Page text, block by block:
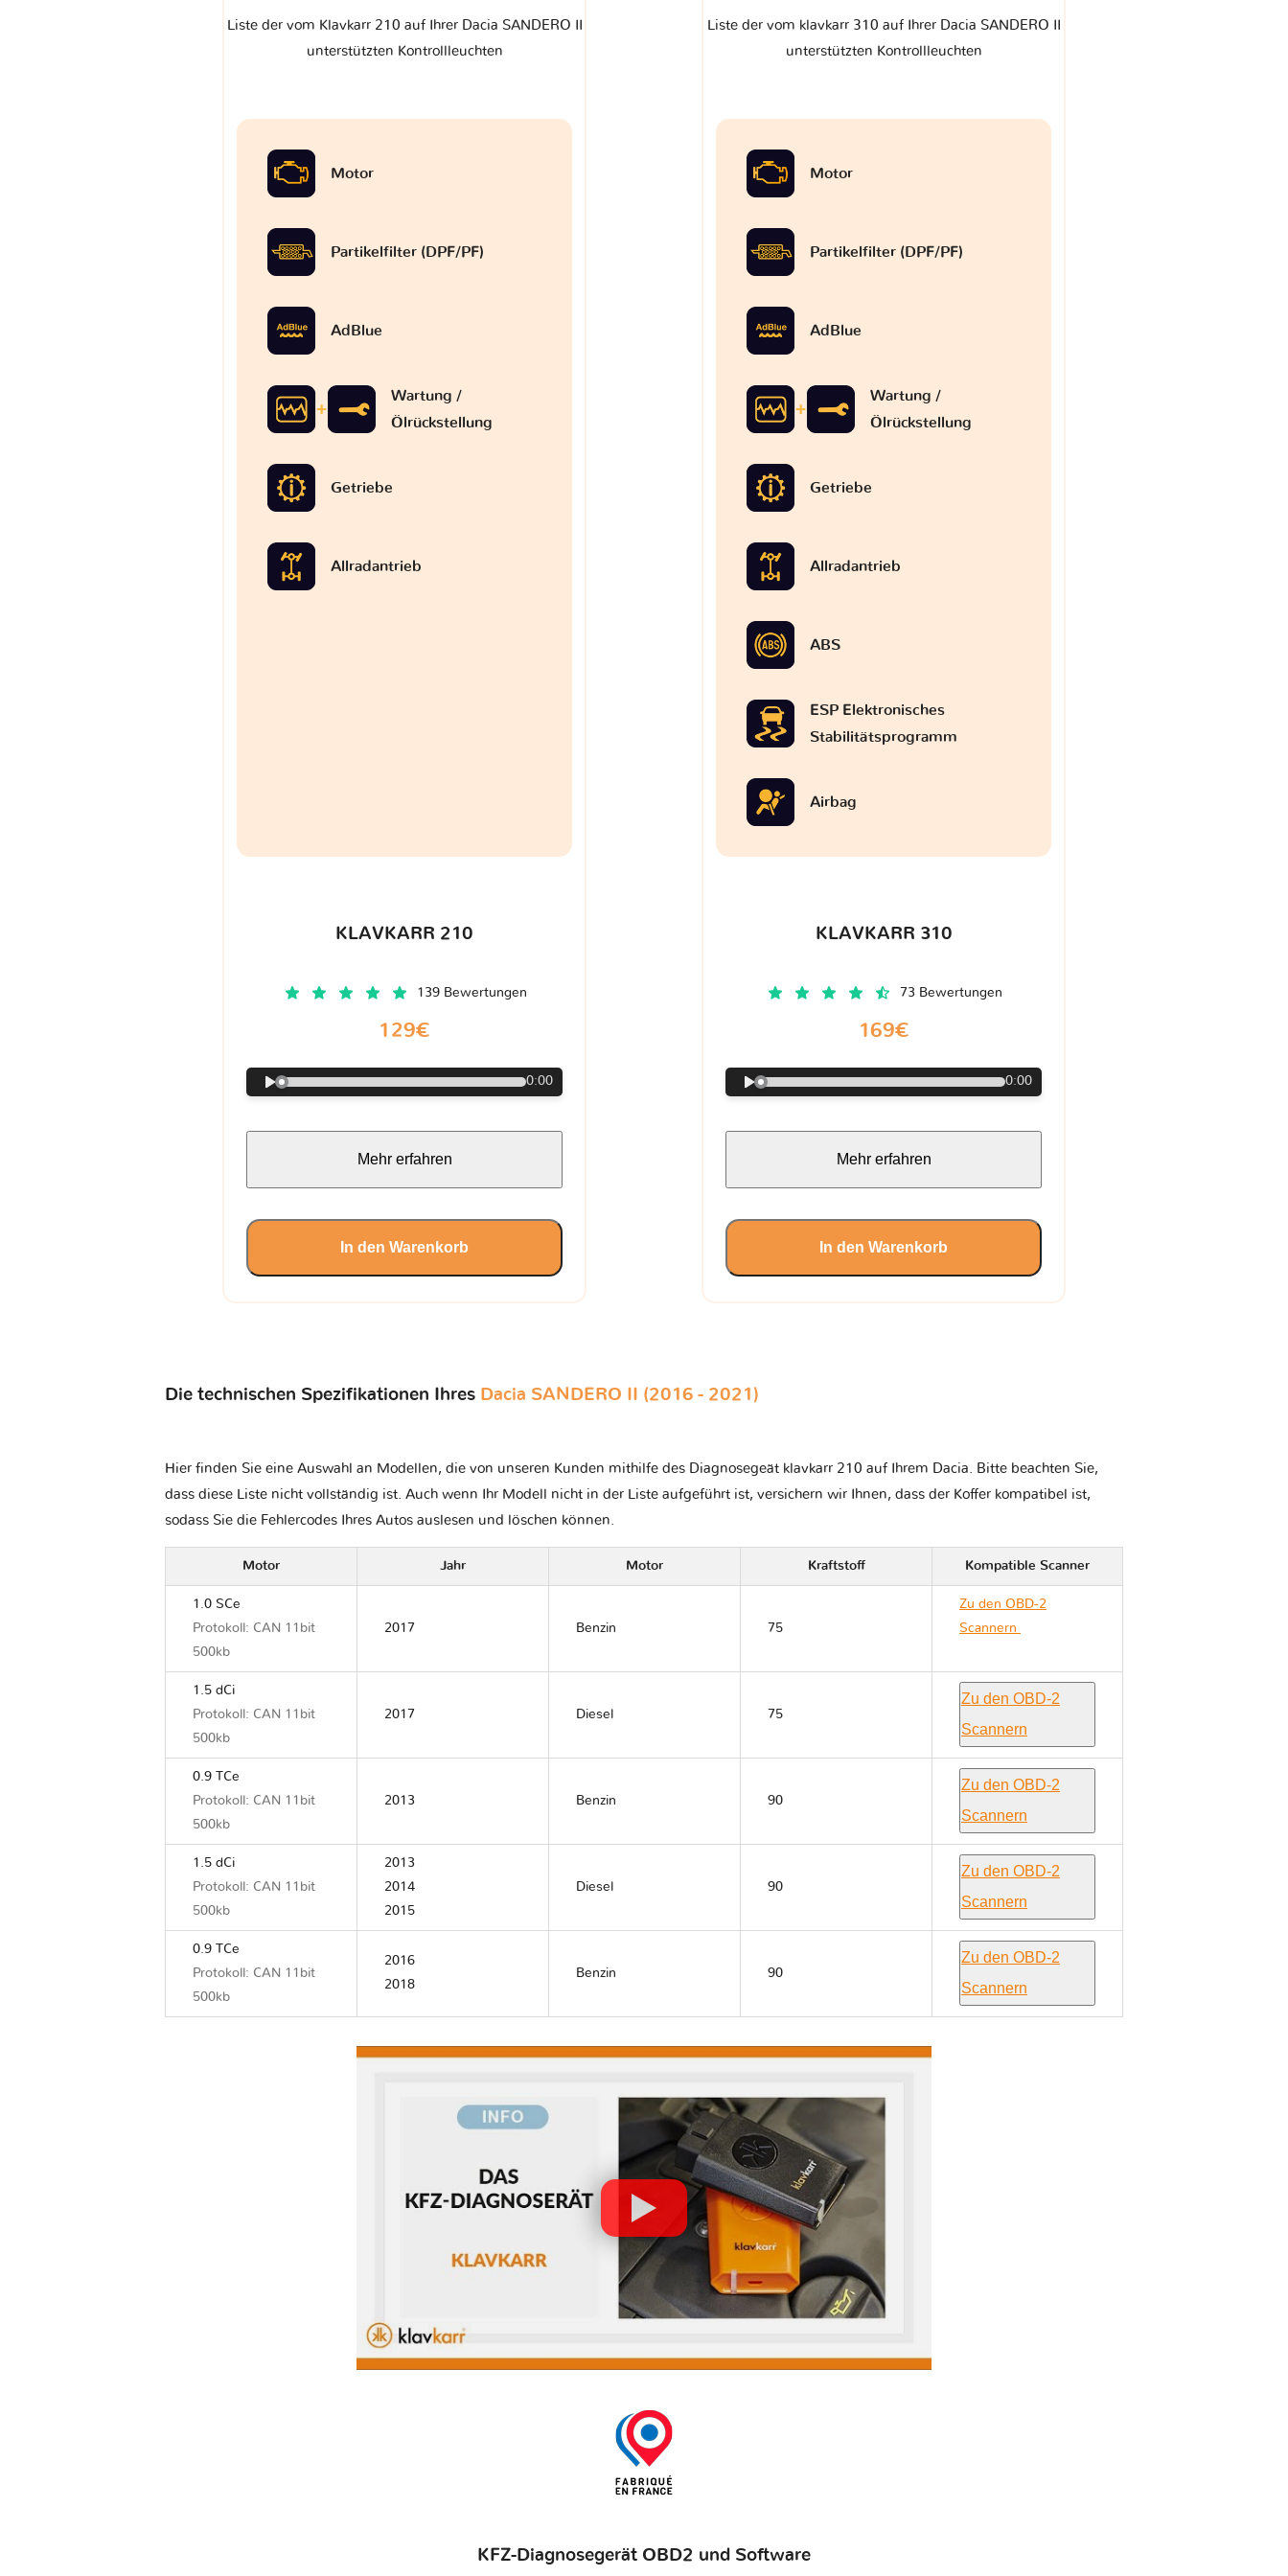
Liste der vom Klavkarr 210 auf Ihrer Dacia SANDERO II
unterstützten Kontrollleuchten
Motor
Partikelfilter (DPF/PF)
AdBlue
Wartung /
Ölrückstellung
Getriebe
Allradantrieb
KLAVKARR 210
139 Bewertungen
129€
0:00
Mehr erfahren
In den Warenkorb
Liste der vom klavkarr 310 auf Ihrer Dacia SANDERO II
unterstützten Kontrollleuchten
Motor
Partikelfilter (DPF/PF)
AdBlue
Wartung /
Ölrückstellung
Getriebe
Allradantrieb
ABS
ESP Elektronisches
Stabilitätsprogramm
Airbag
KLAVKARR 310
73 Bewertungen
169€
0:00
Mehr erfahren
In den Warenkorb
Die technischen Spezifikationen Ihres Dacia SANDERO II (2016 - 2021)
Hier finden Sie eine Auswahl an Modellen, die von unseren Kunden mithilfe des Diagnosegeät klavkarr 210 auf Ihrem Dacia. Bitte beachten Sie,
dass diese Liste nicht vollständig ist. Auch wenn Ihr Modell nicht in der Liste aufgeführt ist, versichern wir Ihnen, dass der Koffer kompatibel ist,
sodass Sie die Fehlercodes Ihres Autos auslesen und löschen können.
Motor Jahr Motor Kraftstoff Kompatible Scanner
1.0 SCe
Protokoll: CAN 11bit
500kb
2017 Benzin 75
Zu den OBD-2
Scannern
1.5 dCi
Protokoll: CAN 11bit
500kb
2017 Diesel 75
Zu den OBD-2
Scannern
0.9 TCe
Protokoll: CAN 11bit
500kb
2013 Benzin 90
Zu den OBD-2
Scannern
1.5 dCi
Protokoll: CAN 11bit
500kb
2013
2014
2015
Diesel 90
Zu den OBD-2
Scannern
0.9 TCe
Protokoll: CAN 11bit
500kb
2016
2018
Benzin 90
Zu den OBD-2
Scannern
KFZ-Diagnosegerät OBD2 und Software